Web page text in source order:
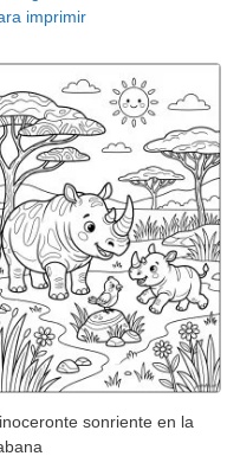
imprimir
sonriente en la